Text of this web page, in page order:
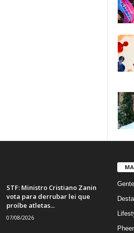
STF: Ministro Cristiano Zanin
vota para derrubar lei que
proíbe atletas...
07/08/2026
Gente